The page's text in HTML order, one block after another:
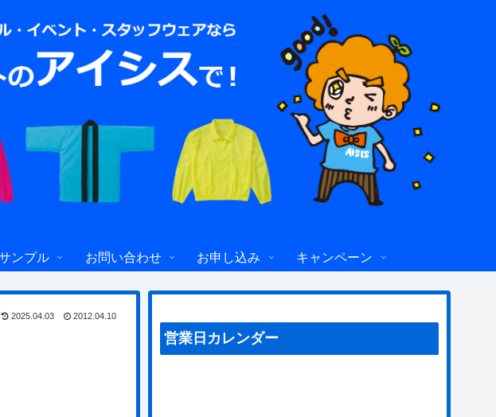
ンプル お問い合わせ お申し込み キャンペーン
2025.04.03 2012.04.10
営業日カレンダー